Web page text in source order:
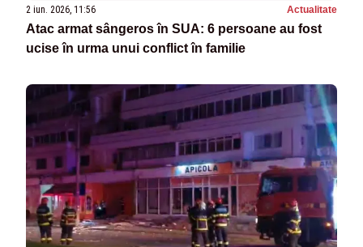
2 iun. 2026, 11:56 Actualitate
Atac armat sângeros în SUA: 6 persoane au fost
ucise în urma unui conflict în familie